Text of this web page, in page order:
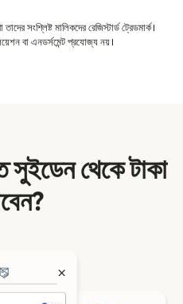
সংশ্লিষ্ট মালিকদের রেজিস্টার্ড ট্রেডমার্ক।
বা এনডর্সমেন্ট প্রযোজ্য নয়।
সুইডেন থেকে টাকা